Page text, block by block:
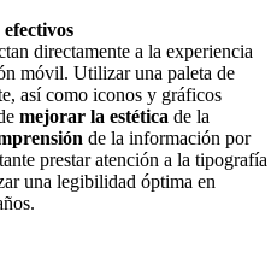
directamente a la experiencia
móvil. Utilizar una paleta de
así como iconos y gráficos
mejorar la estética de la
de la información por
prestar atención a la tipografía
una legibilidad óptima en